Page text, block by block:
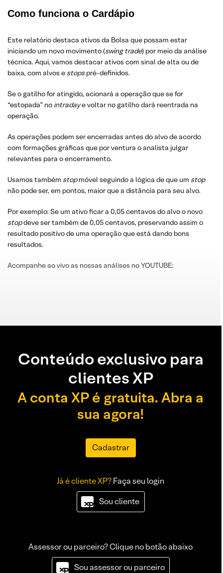
Como funciona o Cardápio
Este relatório destaca ativos da Bolsa que possam estar
iniciando um novo movimento (swing trade) por meio da análise
técnica. Aqui, vamos destacar ativos com sinal de alta ou de
baixa, com alvos e stopspré-definidos.
Se o gatilho for atingido, acionará a operação que se for
“estopada” no intradaye voltar no gatilho dará reentrada na
operação.
As operações podem ser encerradas antes do alvo de acordo
com formações gráficas que por ventura o analista julgar
relevantes para o encerramento.
Usamos também stopmóvel seguindo a lógica de que um stop
não pode ser, em pontos, maior que a distância para seu alvo.
Por exemplo: Se um ativo ficar a 0,05 centavos do alvo o novo
stopdeve ser também de 0,05 centavos, preservando assim o
resultado positivo de uma operação que está dando bons
resultados.
Acompanhe ao vivo as nossas análises no YOUTUBE:
Conteúdo exclusivo para
clientes XP
A conta XP é gratuita. Abra a
sua agora!
Cadastrar
Já é cliente XP?Faça seu login
Sou cliente
Assessor ou parceiro? Clique no botão abaixo
Sou assessor ou parceiro